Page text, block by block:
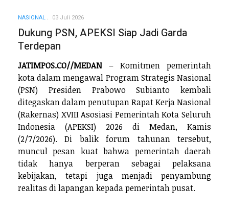
NASIONAL 03 Juli 2026
Dukung PSN, APEKSI Siap Jadi Garda
Terdepan
JATIMPOS.CO//MEDAN – Komitmen pemerintah
kota dalam mengawal Program Strategis Nasional
(PSN) Presiden Prabowo Subianto kembali
ditegaskan dalam penutupan Rapat Kerja Nasional
(Rakernas) XVIII Asosiasi Pemerintah Kota Seluruh
Indonesia (APEKSI) 2026 di Medan, Kamis
(2/7/2026). Di balik forum tahunan tersebut,
muncul pesan kuat bahwa pemerintah daerah
tidak hanya berperan sebagai pelaksana
kebijakan, tetapi juga menjadi penyambung
realitas di lapangan kepada pemerintah pusat.